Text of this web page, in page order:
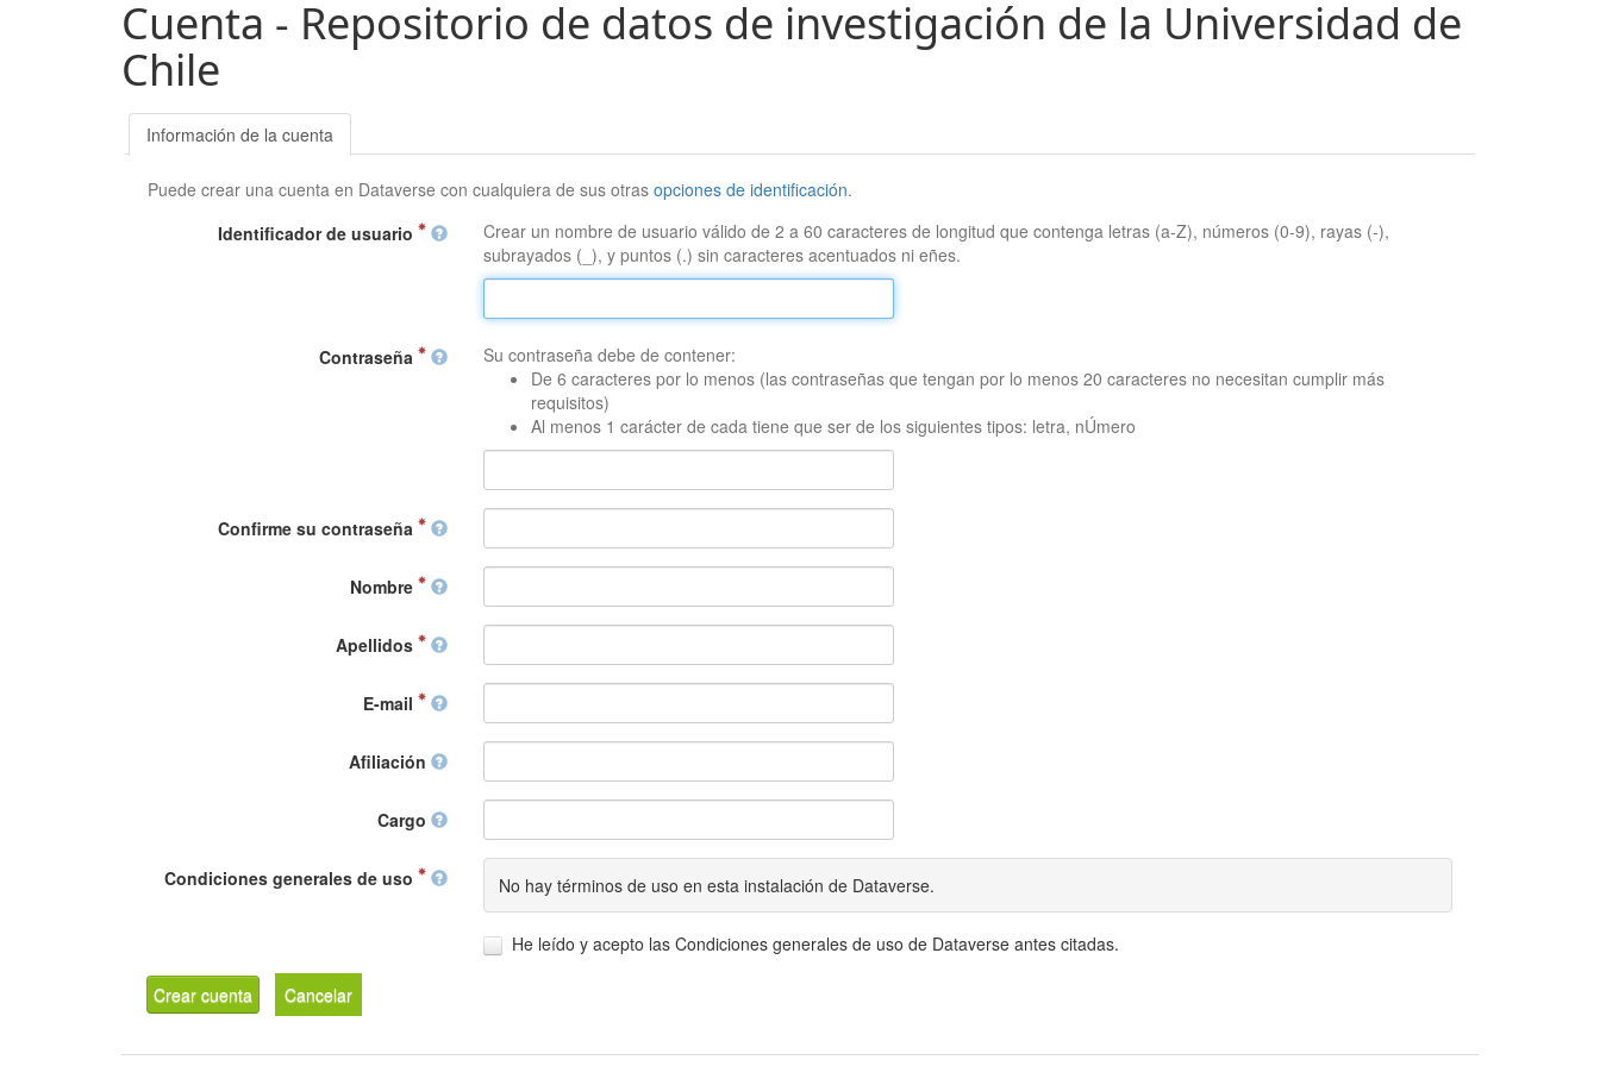
Cuenta - Repositorio de datos de investigación de la Universidad de
Chile
Información de la cuenta
Puede crear una cuenta en Dataverse con cualquiera de sus otrasopciones de identificación.
Identificador de usuario
Crear un nombre de usuario válido de 2 a 60 caracteres de longitud que contenga letras (a-Z), números (0-9), rayas (-),
subrayados (_), y puntos (.) sin caracteres acentuados ni eñes.
Contraseña
Su contraseña debe de contener:
De 6 caracteres por lo menos (las contraseñas que tengan por lo menos 20 caracteres no necesitan cumplir más
requisitos)
Al menos 1 carácter de cada tiene que ser de los siguientes tipos: letra, nÚmero
Confirme su contraseña
Nombre
Apellidos
E-mail
Afiliación
Cargo
Condiciones generales de uso No hay términos de uso en esta instalación de Dataverse.
He leído y acepto las Condiciones generales de uso de Dataverse antes citadas.
Crear cuenta Cancelar